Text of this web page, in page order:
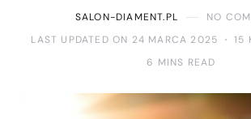
SALON-DIAMENT.PL
NO
LAST UPDATED ON 24 MARCA 2025
15
6 MINS READ